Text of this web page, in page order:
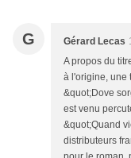
G Gérard Lecas
A propos du
à l'origine, une
&quot;Dove
est venu
&quot;Quand
distributeurs